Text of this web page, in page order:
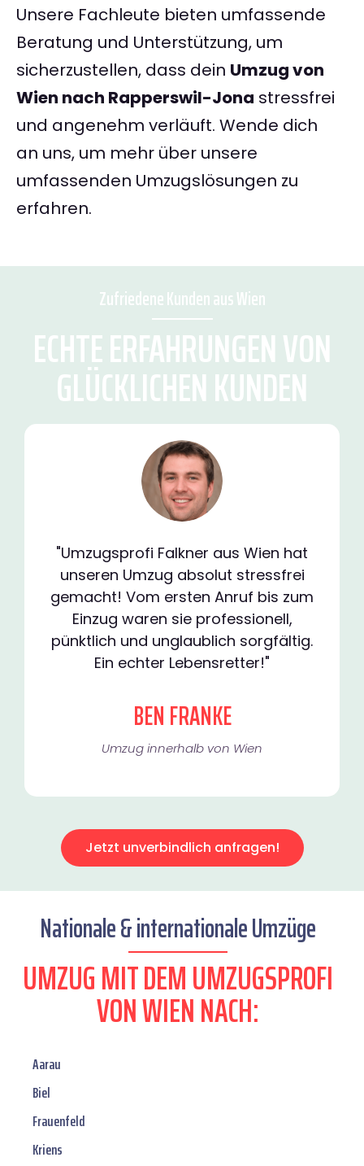
Unsere Fachleute bieten umfassende
Beratung und Unterstützung, um
sicherzustellen, dass dein Umzug von
Wien nach Rapperswil-Jona stressfrei
und angenehm verläuft. Wende dich
an uns, um mehr über unsere
umfassenden Umzugslösungen zu
erfahren.
Zufriedene Kunden aus Wien
ECHTE ERFAHRUNGEN VON
GLÜCKLICHEN KUNDEN
"Umzugsprofi Falkner aus Wien hat
unseren Umzug absolut stressfrei
gemacht! Vom ersten Anruf bis zum
Einzug waren sie professionell,
pünktlich und unglaublich sorgfältig.
Ein echter Lebensretter!"
BEN FRANKE
Umzug innerhalb von Wien​
Jetzt unverbindlich anfragen!
Nationale & internationale Umzüge
UMZUG MIT DEM UMZUGSPROFI
VON WIEN NACH:
Aarau
Biel
Frauenfeld
Kriens